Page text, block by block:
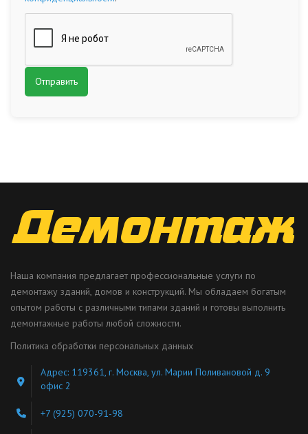
Наша компания предлагает профессиональные услуги по
демонтажу зданий, домов и конструкций. Мы обладаем богатым
опытом работы с различными типами зданий и готовы выполнить
демонтажные работы любой сложности.
Политика обработки персональных данных
Адрес: 119361, г. Москва, ул. Марии Поливановой д. 9
офис 2
+7 (925) 070-91-98